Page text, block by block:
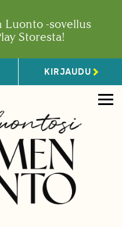
Luonto -sovellus
Storesta!
KIRJAUDU